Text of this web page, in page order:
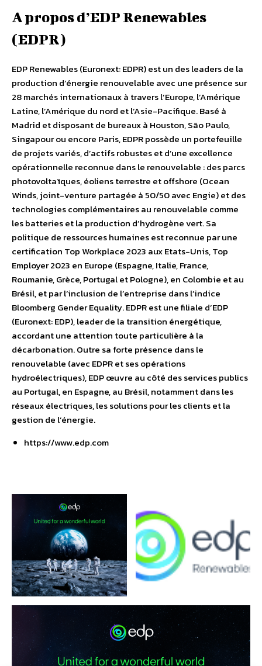
A propos d’EDP Renewables
(EDPR)
EDP Renewables (Euronext: EDPR) est un des leaders de la
production d’énergie renouvelable avec une présence sur
28 marchés internationaux à travers l’Europe, l’Amérique
Latine, l’Amérique du nord et l’Asie-Pacifique. Basé à
Madrid et disposant de bureaux à Houston, São Paulo,
Singapour ou encore Paris, EDPR possède un portefeuille
de projets variés, d’actifs robustes et d’une excellence
opérationnelle reconnue dans le renouvelable : des parcs
photovoltaïques, éoliens terrestre et offshore (Ocean
Winds, joint-venture partagée à 50/50 avec Engie) et des
technologies complémentaires au renouvelable comme
les batteries et la production d’hydrogène vert. Sa
politique de ressources humaines est reconnue par une
certification Top Workplace 2023 aux Etats-Unis, Top
Employer 2023 en Europe (Espagne, Italie, France,
Roumanie, Grèce, Portugal et Pologne), en Colombie et au
Brésil, et par l’inclusion de l’entreprise dans l’indice
Bloomberg Gender Equality. EDPR est une filiale d’EDP
(Euronext: EDP), leader de la transition énergétique,
accordant une attention toute particulière à la
décarbonation. Outre sa forte présence dans le
renouvelable (avec EDPR et ses opérations
hydroélectriques), EDP œuvre au côté des services publics
au Portugal, en Espagne, au Brésil, notamment dans les
réseaux électriques, les solutions pour les clients et la
gestion de l’énergie.
https://www.edp.com